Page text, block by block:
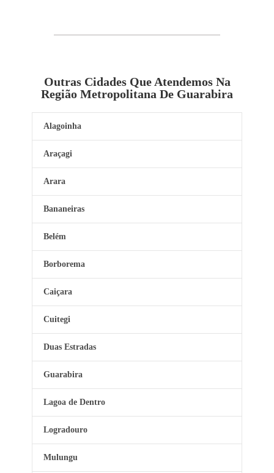
Outras Cidades Que Atendemos Na
Região Metropolitana De Guarabira
Alagoinha
Araçagi
Arara
Bananeiras
Belém
Borborema
Caiçara
Cuitegi
Duas Estradas
Guarabira
Lagoa de Dentro
Logradouro
Mulungu